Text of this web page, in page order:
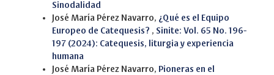
Sinodalidad
José María Pérez Navarro, ¿Qué es el Equipo
Europeo de Catequesis? , Sinite: Vol. 65 No. 196-
197 (2024): Catequesis, liturgia y experiencia
humana
José María Pérez Navarro, Pioneras en el